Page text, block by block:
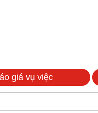
giá vụ việc